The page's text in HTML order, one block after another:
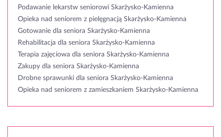
Podawanie lekarstw seniorowi Skarżysko-Kamienna
Opieka nad seniorem z pielęgnacją Skarżysko-Kamienna
Gotowanie dla seniora Skarżysko-Kamienna
Rehabilitacja dla seniora Skarżysko-Kamienna
Terapia zajęciowa dla seniora Skarżysko-Kamienna
Zakupy dla seniora Skarżysko-Kamienna
Drobne sprawunki dla seniora Skarżysko-Kamienna
Opieka nad seniorem z zamieszkaniem Skarżysko-Kamienna